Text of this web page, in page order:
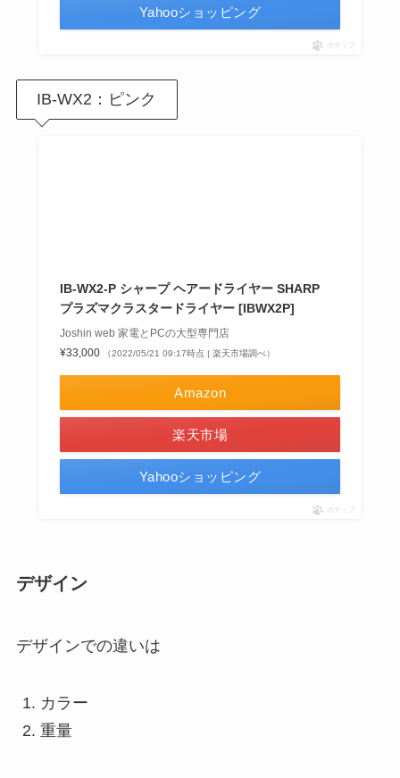
Yahooショッピング
ポチップ
IB-WX2：ピンク
IB-WX2-P シャープ ヘアードライヤー SHARP
プラズマクラスタードライヤー [IBWX2P]
Joshin web 家電とPCの大型専門店
¥33,000
（2022/05/21 09:17時点 | 楽天市場調べ）
Amazon
楽天市場
Yahooショッピング
ポチップ
デザイン
デザインでの違いは
カラー
重量